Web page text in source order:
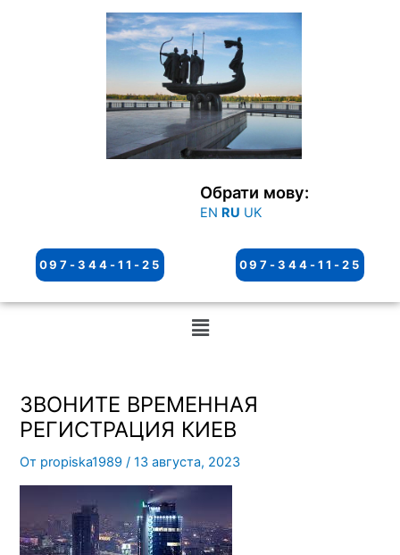
Обрати мову:
EN RU UK
097-344-11-25 097-344-11-25
Меню
ЗВОНИТЕ ВРЕМЕННАЯ
РЕГИСТРАЦИЯ КИЕВ
От propiska1989/13 августа, 2023